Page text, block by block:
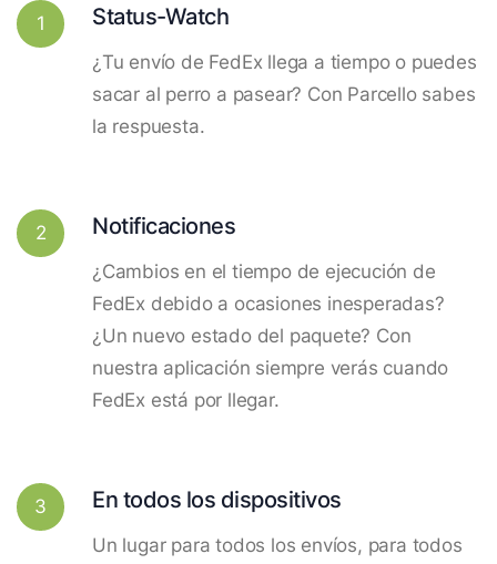
1 Status-Watch
¿Tu envío de FedEx llega a tiempo o puedes
sacar al perro a pasear? Con Parcello sabes
la respuesta.
2 Notificaciones
¿Cambios en el tiempo de ejecución de
FedEx debido a ocasiones inesperadas?
¿Un nuevo estado del paquete? Con
nuestra aplicación siempre verás cuando
FedEx está por llegar.
3 En todos los dispositivos
Un lugar para todos los envíos, para todos